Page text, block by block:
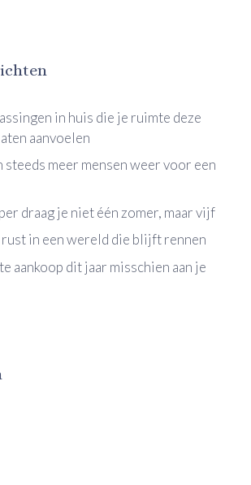
in huis die je ruimte deze
aanvoelen
steeds meer mensen weer voor een
draag je niet één zomer, maar vijf
rust in een wereld die blijft rennen
aankoop dit jaar misschien aan je